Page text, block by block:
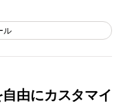
ル
由にカスタマイ